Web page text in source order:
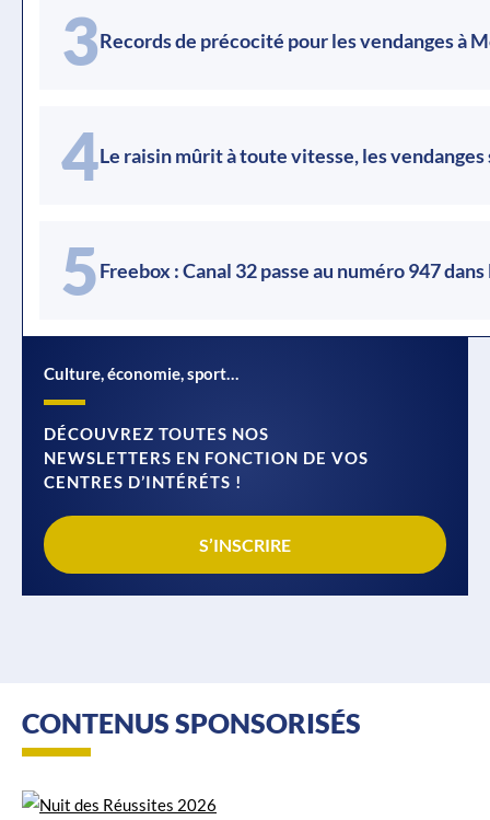
3Records de précocité pour les vendanges à
4Le raisin mûrit à toute vitesse, les
5Freebox : Canal 32 passe au numéro 947
Culture, économie, sport…
DÉCOUVREZ TOUTES NOS
NEWSLETTERS EN FONCTION DE VOS
CENTRES D’INTÉRÉTS !
S’INSCRIRE
CONTENUS SPONSORISÉS